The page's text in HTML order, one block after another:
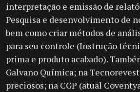
interpretação e emissão de
Pesquisa e desenvolvimento de
bem como criar métodos de
para seu controle (Instrução
prima e produto acabado).
Galvano Química; na
preciosos; na CGP (atual